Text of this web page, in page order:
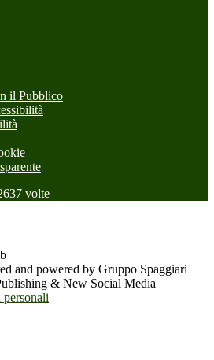
il Pubblico
volte
and powered by Gruppo Spaggiari
& New Social Media